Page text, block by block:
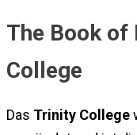
The Book of
College
Das Trinity College